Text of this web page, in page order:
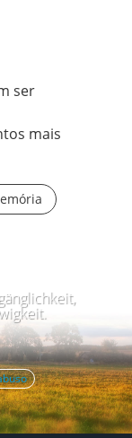
ser
mais